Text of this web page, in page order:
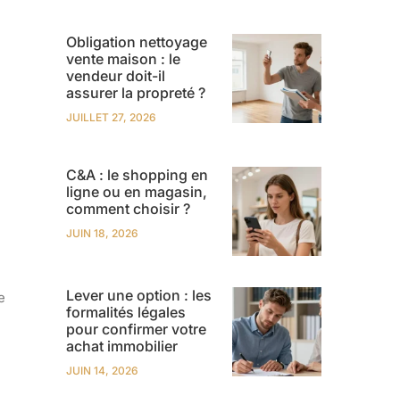
Obligation nettoyage
vente maison : le
vendeur doit-il
assurer la propreté ?
JUILLET 27, 2026
C&A : le shopping en
ligne ou en magasin,
comment choisir ?
JUIN 18, 2026
Lever une option : les
formalités légales
pour confirmer votre
achat immobilier
JUIN 14, 2026